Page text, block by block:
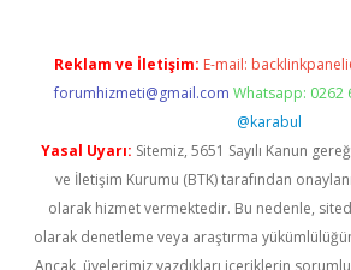
Reklam ve İletişim: E-mail:
forumhizmeti@gmail.com Whatsapp: 0262
@karabul
Yasal Uyarı: Sitemiz, 5651 Sayılı Kanun
ve İletişim Kurumu (BTK) tarafından
olarak hizmet vermektedir. Bu nedenle,
olarak denetleme veya araştırma
Ancak, üyelerimiz yazdıkları içeriklerin